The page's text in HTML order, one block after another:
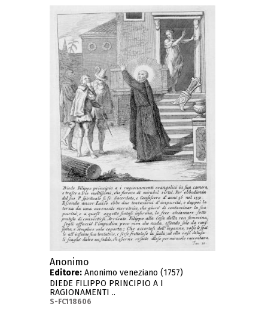
Anonimo
Editore: Anonimo veneziano (1757)
DIEDE FILIPPO PRINCIPIO A I
RAGIONAMENTI ..
S-FC118606